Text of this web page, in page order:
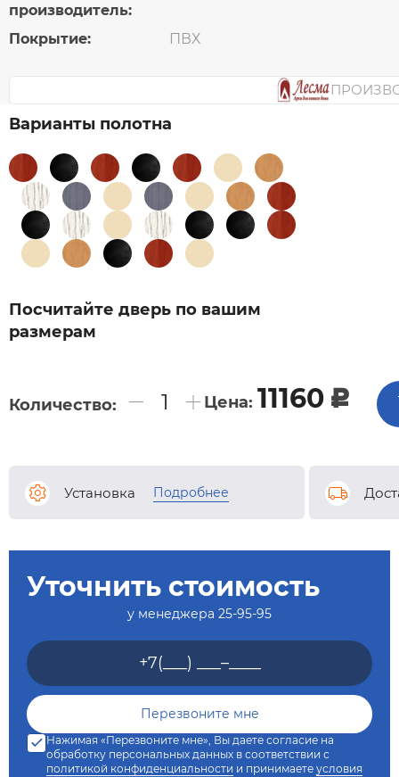
производитель:
Покрытие: ПВХ
Варианты полотна
Посчитайте дверь по вашим
размерам
Количество: Цена: 11160 c
Установка Подробнее
Уточнить стоимость
у менеджера 25-95-95
Нажимая «Перезвоните мне», Вы даете согласие на
обработку персональных данных в соответствии с
политикой конфиденциальности и принимаете условия